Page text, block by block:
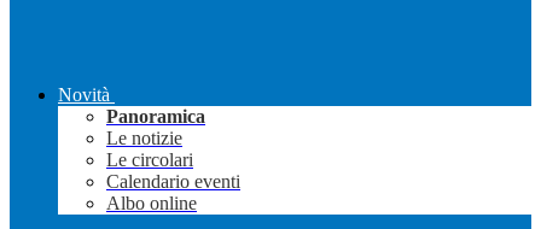
Novità
Panoramica
Le notizie
Le circolari
Calendario eventi
Albo online